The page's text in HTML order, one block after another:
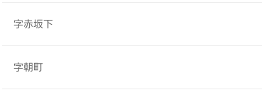
字赤坂下
字朝町